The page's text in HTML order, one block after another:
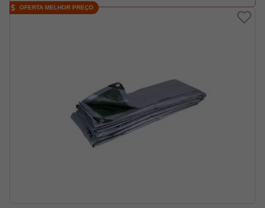
OFERTA MELHOR PREÇO